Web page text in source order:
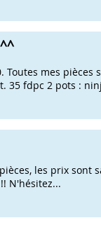
^^
Toutes mes pièces
35 fdpc 2 pots :
les prix sont
N'hésitez...